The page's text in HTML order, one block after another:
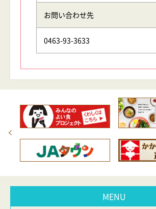
お問い合わせ先
0463-93-3633
MENU